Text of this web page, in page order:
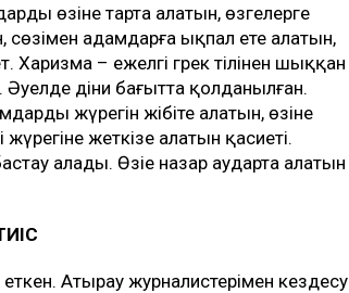
өзіне тарта алатын, өзгелерге
сөзімен адамдарға ықпал ете алатын,
Харизма – ежелгі грек тілінен шыққан
діни бағытта қолданылған.
жүрегін жібіте алатын, өзіне
жеткізе алатын қасиеті.
алады. Өзіңе назар аударта алатын
еткен. Атырау журналистерімен кездесу